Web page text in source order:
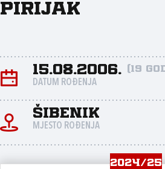
Pirijak
15.08.2006. (19
DATUM ROĐENJA
Šibenik
MJESTO ROĐENJA
2024/25